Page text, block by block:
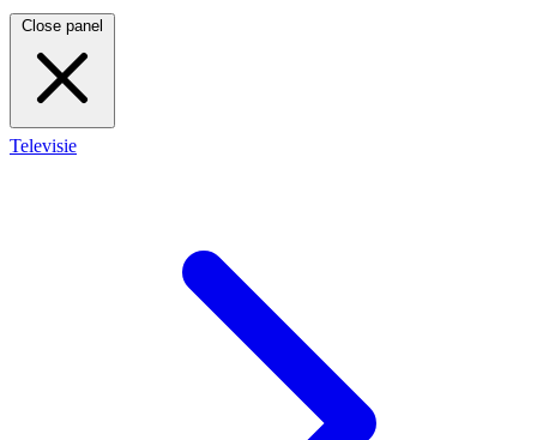
Close panel
Televisie